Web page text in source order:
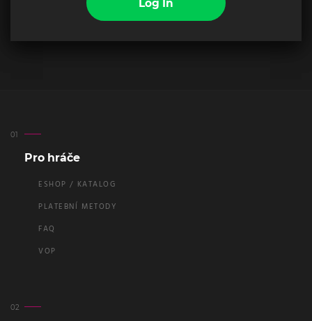
Pro hráče
ESHOP / KATALOG
PLATEBNÍ METODY
FAQ
VOP